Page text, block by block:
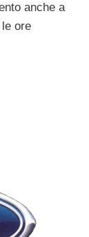
anche a
ore